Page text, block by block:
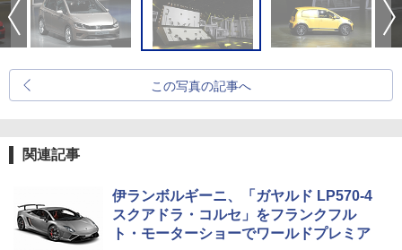
この写真の記事へ
関連記事
伊ランボルギーニ、「ガヤルド LP570-4
スクアドラ・コルセ」をフランクフル
ト・モーターショーでワールドプレミア